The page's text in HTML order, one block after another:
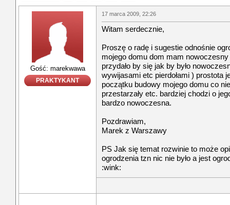
Gość: marekwawa
PRAKTYKANT
17 marca 2009, 22:26
Witam serdecznie,
Proszę o radę i sugestie odnośnie
mojego domu dom mam
przydało by się jak by było
wywijasami etc pierdołami ) prostota
początku budowy mojego domu co
przestarzały etc. bardziej chodzi o
bardzo nowoczesna.
Pozdrawiam,
Marek z Warszawy
PS Jak się temat rozwinie to może
ogrodzenia tzn nic nie było a jest
:wink: